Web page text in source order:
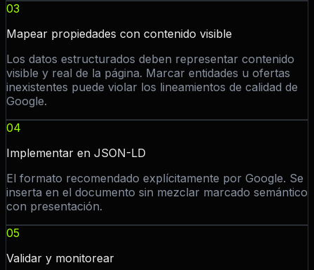
03
Mapear propiedades con contenido visible
Los datos estructurados deben representar contenido
visible y real de la página. Marcar entidades u ofertas
inexistentes puede violar los lineamientos de calidad de
Google.
04
Implementar en JSON-LD
El formato recomendado explícitamente por Google. Se
inserta en el documento sin mezclar marcado semántico
con presentación.
05
Validar y monitorear